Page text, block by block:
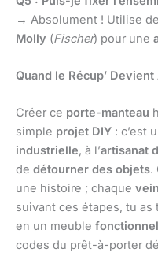
→ Absolument ! Utilise
Molly (Fischer) pour une
Quand le Récup’
Créer ce porte-manteau
simple projet DIY : c’est
industrielle, à l’artisanat
de détourner des objets.
une histoire ; chaque
suivant ces étapes, tu as
en un meuble
codes du prêt-à-porter